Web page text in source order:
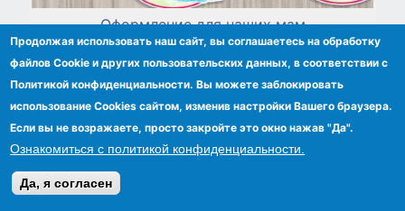
Оформление для наших мам
Продолжая использовать наш сайт, вы соглашаетесь на обработку
файлов Сookie и других пользовательских данных, в соответствии с
Политикой конфиденциальности. Вы можете заблокировать
использование Cookies сайтом, изменив настройки Вашего браузера.
Если вы не возражаете, просто закройте это окно нажав "Да".
Ознакомиться с политикой конфиденциальности.
Да, я согласен